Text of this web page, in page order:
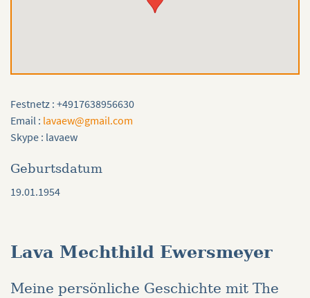
Festnetz : +4917638956630
Email : lavaew@gmail.com
Skype : lavaew
Geburtsdatum
19.01.1954
Lava Mechthild Ewersmeyer
Meine persönliche Geschichte mit The